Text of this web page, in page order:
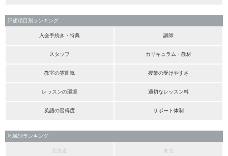
評価項目別ランキング
入会手続き・特典 講師
スタッフ カリキュラム・教材
教室の雰囲気 授業の受けやすさ
レッスンの環境 適切なレッスン料
英語の習得度 サポート体制
地域別ランキング
北海道 東北